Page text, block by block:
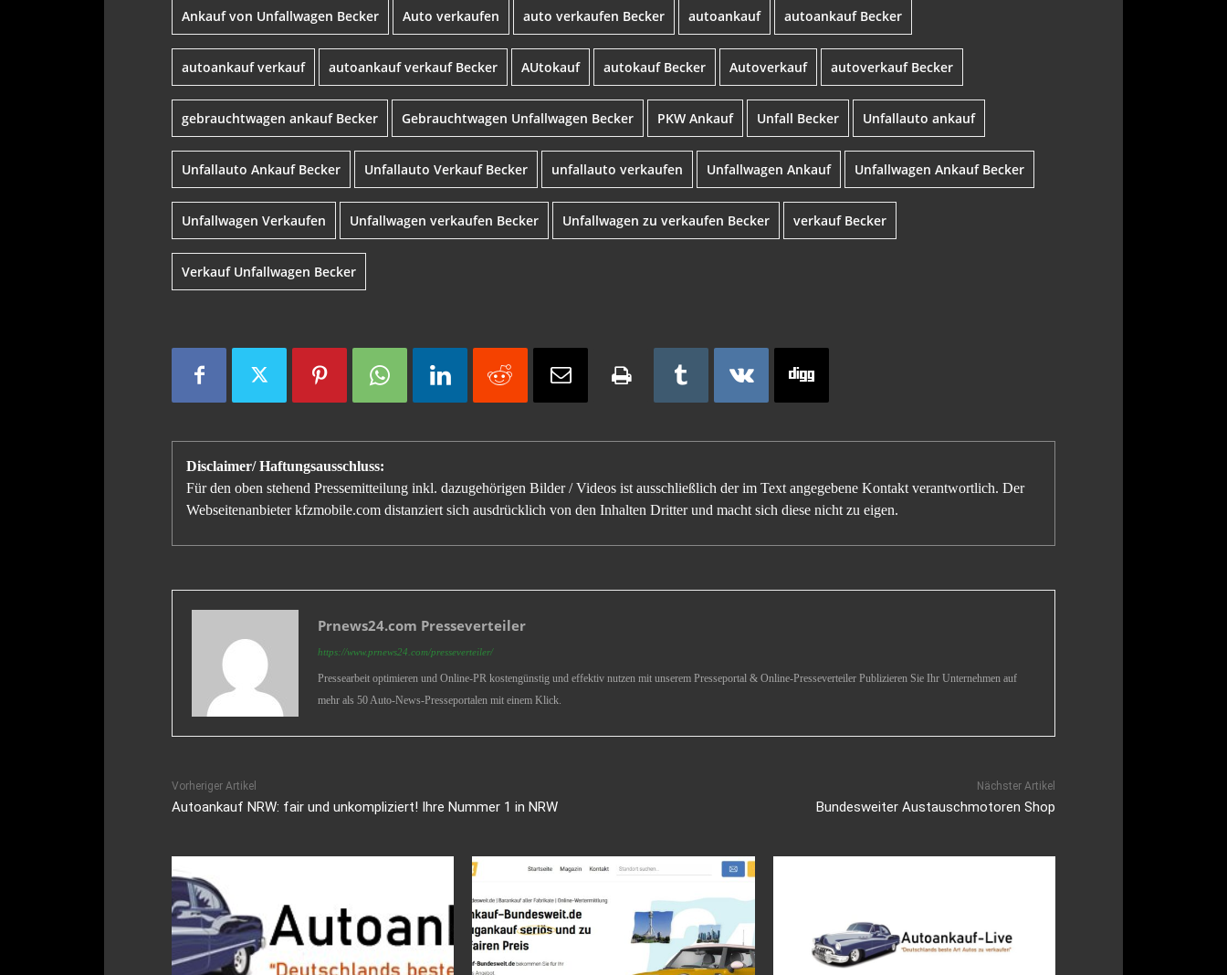
Ankauf von Unfallwagen Becker Auto verkaufen auto verkaufen Becker autoankauf autoankauf Becker
autoankauf verkauf autoankauf verkauf Becker AUtokauf autokauf Becker Autoverkauf autoverkauf Becker
gebrauchtwagen ankauf Becker Gebrauchtwagen Unfallwagen Becker PKW Ankauf Unfall Becker Unfallauto ankauf
Unfallauto Ankauf Becker Unfallauto Verkauf Becker unfallauto verkaufen Unfallwagen Ankauf Unfallwagen Ankauf Becker
Unfallwagen Verkaufen Unfallwagen verkaufen Becker Unfallwagen zu verkaufen Becker verkauf Becker
Verkauf Unfallwagen Becker
Disclaimer/ Haftungsausschluss:
Für den oben stehend Pressemitteilung inkl. dazugehörigen Bilder / Videos ist ausschließlich der im Text angegebene Kontakt verantwortlich. Der
Webseitenanbieter kfzmobile.com distanziert sich ausdrücklich von den Inhalten Dritter und macht sich diese nicht zu eigen.
Prnews24.com Presseverteiler
https://www.prnews24.com/presseverteiler/
Pressearbeit optimieren und Online-PR kostengünstig und effektiv nutzen mit unserem Presseportal & Online-Presseverteiler Publizieren Sie Ihr Unternehmen auf
mehr als 50 Auto-News-Presseportalen mit einem Klick.
Vorheriger Artikel
Autoankauf NRW: fair und unkompliziert! Ihre Nummer 1 in NRW
Nächster Artikel
Bundesweiter Austauschmotoren Shop